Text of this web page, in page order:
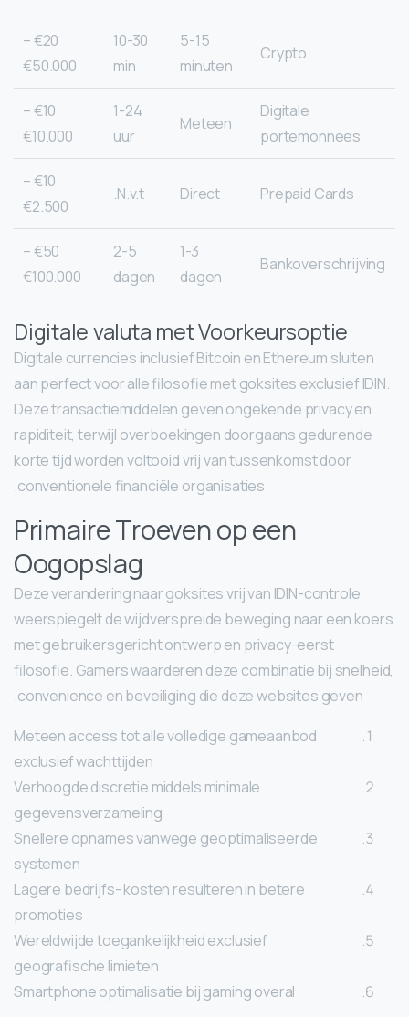
Crypto
5-15
minuten
10-30
min
€20 –
€50.000
Digitale
portemonnees
Meteen
1-24
uur
€10 –
€10.000
Prepaid Cards
Direct
N.v.t.
€10 –
€2.500
Bankoverschrijving
1-3
dagen
2-5
dagen
€50 –
€100.000
Digitale valuta met Voorkeursoptie
Digitale currencies inclusief Bitcoin en Ethereum sluiten
aan perfect voor alle filosofie met goksites exclusief IDIN.
Deze transactiemiddelen geven ongekende privacy en
rapiditeit, terwijl overboekingen doorgaans gedurende
korte tijd worden voltooid vrij van tussenkomst door
conventionele financiële organisaties.
Primaire Troeven op een
Oogopslag
Deze verandering naar goksites vrij van IDIN-controle
weerspiegelt de wijdverspreide beweging naar een koers
met gebruikersgericht ontwerp en privacy-eerst
filosofie. Gamers waarderen deze combinatie bij snelheid,
convenience en beveiliging die deze websites geven.
Meteen access tot alle volledige gameaanbod
exclusief wachttijden
Verhoogde discretie middels minimale
gegevensverzameling
Snellere opnames vanwege geoptimaliseerde
systemen
Lagere bedrijfs- kosten resulteren in betere
promoties
Wereldwijde toegankelijkheid exclusief
geografische limieten
Smartphone optimalisatie bij gaming overal